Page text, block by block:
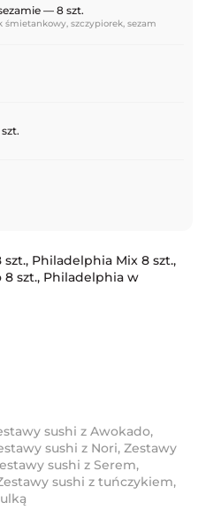
— 8 szt.
śmietankowy, szczypiorek, sezam
Philadelphia Mix 8 szt.,
8 szt., Philadelphia w
sushi z Awokado,
sushi z Nori, Zestawy
sushi z Serem,
sushi z tuńczykiem,